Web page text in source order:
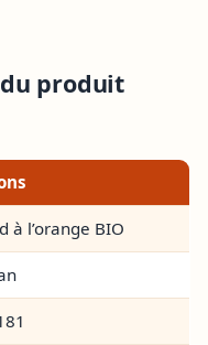
produit
à l’orange BIO